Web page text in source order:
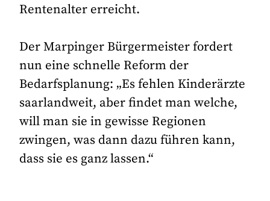
Rentenalter erreicht.
Der Marpinger Bürgermeister fordert
nun eine schnelle Reform der
Bedarfsplanung: „Es fehlen Kinderärzte
saarlandweit, aber findet man welche,
will man sie in gewisse Regionen
zwingen, was dann dazu führen kann,
dass sie es ganz lassen.“